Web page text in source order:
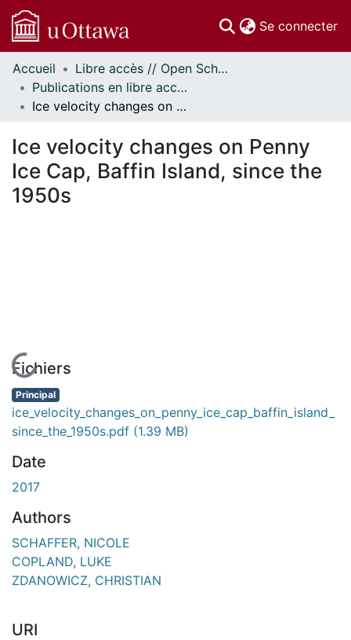
Se connecter
Communautés
et collections
Parcourir
À propos
Accueil
Libre accès // Open Scholarship
Publications en libre accès financées par uOttawa // uOttawa-Financed Open Access Publications
Ice velocity changes on Penny Ice Cap, Baffin Island, since the 1950s
Ice velocity changes on Penny
Ice Cap, Baffin Island, since the
1950s
En cours de chargement...
Fichiers
Principal
ice_velocity_changes_on_penny_ice_cap_baffin_island_
since_the_1950s.pdf (1.39 MB)
Date
2017
Authors
SCHAFFER, NICOLE
COPLAND, LUKE
ZDANOWICZ, CHRISTIAN
URI